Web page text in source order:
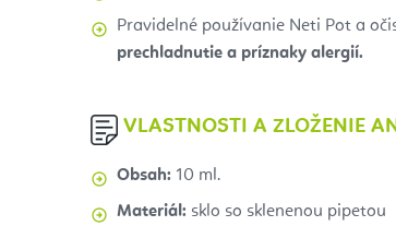
Pravidelné používanie Neti Pot a
prechladnutie a príznaky alergií.
VLASTNOSTI A ZLOŽENIE
Obsah: 10 ml.
Materiál: sklo so sklenenou pipetou